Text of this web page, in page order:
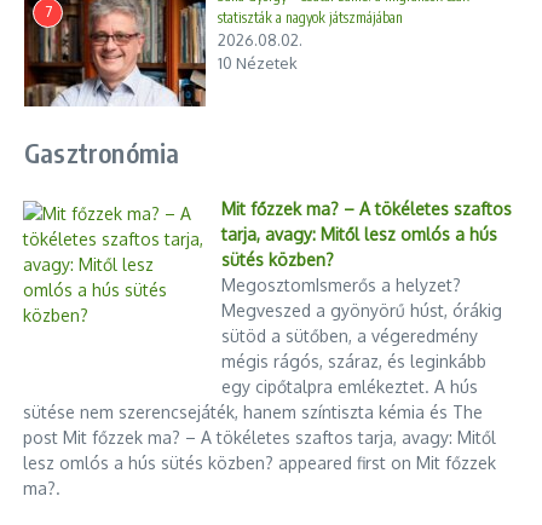
7
statiszták a nagyok játszmájában
2026.08.02.
10 Nézetek
Gasztronómia
Mit főzzek ma? – A tökéletes szaftos
tarja, avagy: Mitől lesz omlós a hús
sütés közben?
MegosztomIsmerős a helyzet?
Megveszed a gyönyörű húst, órákig
sütöd a sütőben, a végeredmény
mégis rágós, száraz, és leginkább
egy cipőtalpra emlékeztet. A hús
sütése nem szerencsejáték, hanem színtiszta kémia és The
post Mit főzzek ma? – A tökéletes szaftos tarja, avagy: Mitől
lesz omlós a hús sütés közben? appeared first on Mit főzzek
ma?.